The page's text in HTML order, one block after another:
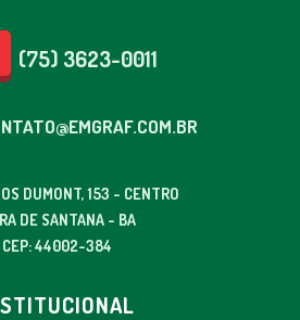
(75) 3623-0011
DUMONT, 153 - CENTRO
DE SANTANA - BA
CEP: 44002-384